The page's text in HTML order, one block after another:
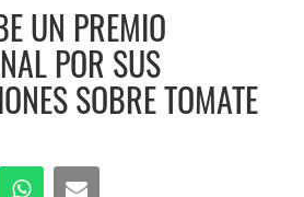
UN PREMIO
POR SUS
SOBRE TOMATE